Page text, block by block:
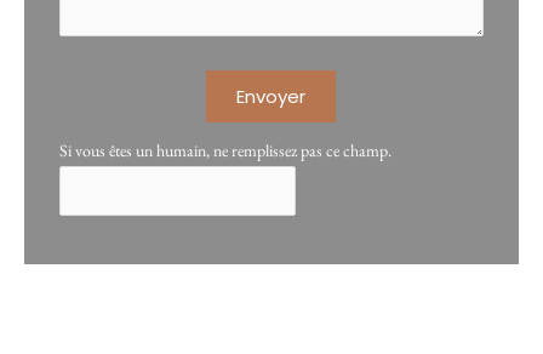
Envoyer
Si vous êtes un humain, ne remplissez pas ce champ.